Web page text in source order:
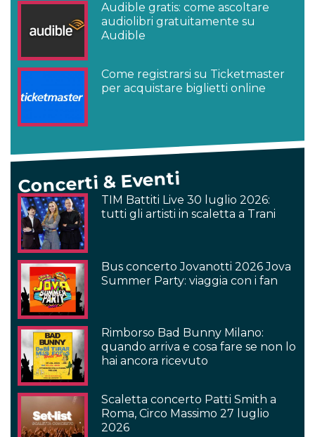
Audible gratis: come ascoltare
audiolibri gratuitamente su
Audible
Come registrarsi su Ticketmaster
per acquistare biglietti online
Concerti & Eventi
TIM Battiti Live 30 luglio 2026:
tutti gli artisti in scaletta a Trani
Bus concerto Jovanotti 2026 Jova
Summer Party: viaggia con i fan
Rimborso Bad Bunny Milano:
quando arriva e cosa fare se non lo
hai ancora ricevuto
Scaletta concerto Patti Smith a
Roma, Circo Massimo 27 luglio
2026